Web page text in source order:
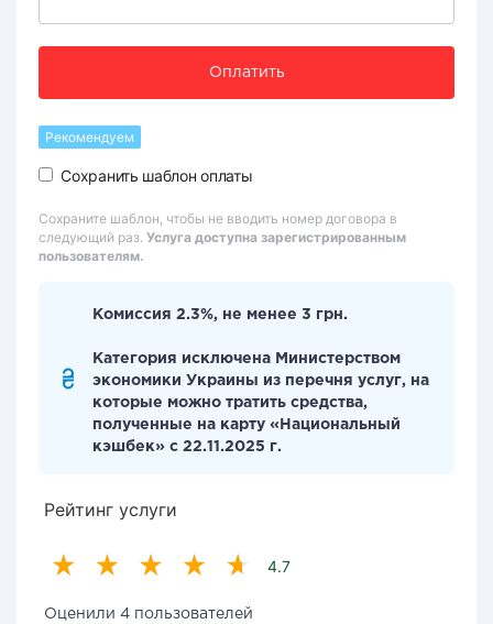
Оплатить
Рекомендуем
Сохранить шаблон оплаты
Сохраните шаблон, чтобы не вводить номер договора в
следующий раз. Услуга доступна зарегистрированным
пользователям.
Комиссия 2.3%, не менее 3 грн.
Категория исключена Министерством
экономики Украины из перечня услуг, на
которые можно тратить средства,
полученные на карту «Национальный
кэшбек» с 22.11.2025 г.
Рейтинг услуги
4.7
Оценили 4 пользователей